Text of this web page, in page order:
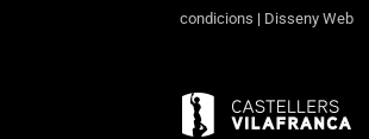
condicions | Disseny Web